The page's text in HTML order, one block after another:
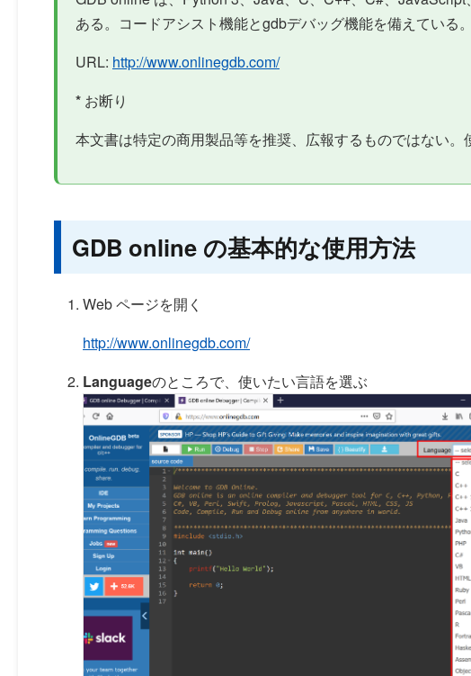
ある。コードアシスト機能とgdbデバッグ機能を備えている。
URL: http://www.onlinegdb.com/
* お断り
本文書は特定の商用製品等を推奨、広報するものではない
GDB online の基本的な使用方法
Web ページを開く
http://www.onlinegdb.com/
Languageのところで、使いたい言語を選ぶ